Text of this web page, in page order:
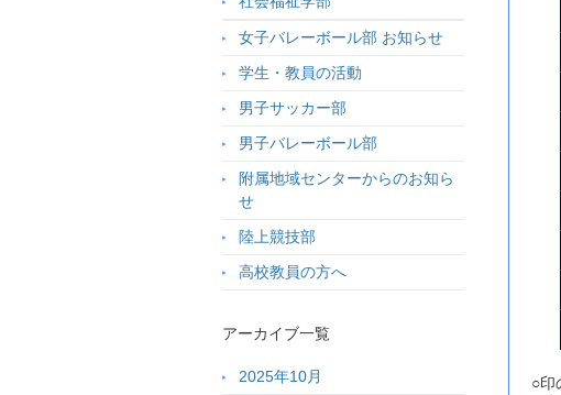
○印
女子バレーボール部 お知らせ
学生・教員の活動
男子サッカー部
男子バレーボール部
附属地域センターからのお知ら
せ
陸上競技部
高校教員の方へ
アーカイブ一覧
2025年10月